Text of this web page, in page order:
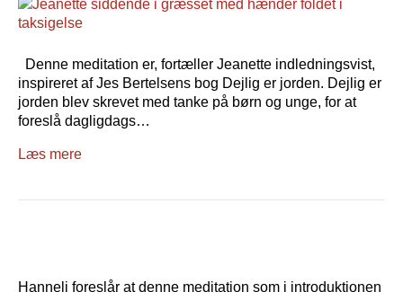
Denne meditation er, fortæller Jeanette indledningsvist,
inspireret af Jes Bertelsens bog Dejlig er jorden. Dejlig er
jorden blev skrevet med tanke på børn og unge, for at
foreslå dagligdags…
Læs mere
Hanneli foreslår at denne meditation som i introduktionen